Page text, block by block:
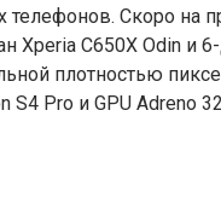
Скоро на
C650X Odin и
плотностью
Pro и GPU Adreno